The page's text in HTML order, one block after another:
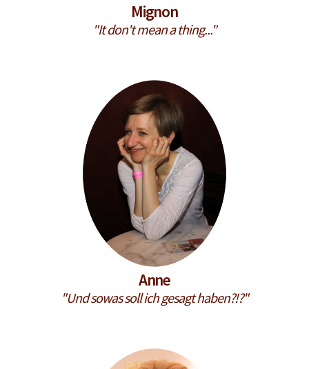
Mignon
"It don't mean a thing..."
Anne
"Und sowas soll ich gesagt haben?!?"